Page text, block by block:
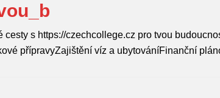
s https://czechcollege.cz pro tvou
přípravyZajištění víz a ubytováníFinanční